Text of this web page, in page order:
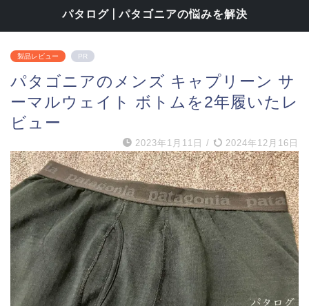
パタログ | パタゴニアの悩みを解決
製品レビュー PR
パタゴニアのメンズ キャプリーン サ
ーマルウェイト ボトムを2年履いたレ
ビュー
2023年1月11日 / 2024年12月16日